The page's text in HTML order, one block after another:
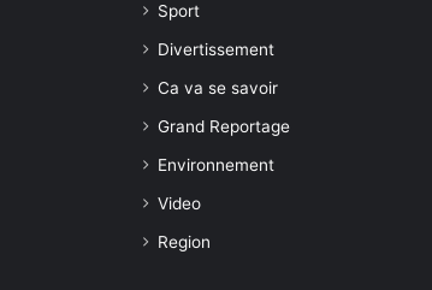
Sport
Divertissement
Ca va se savoir
Grand Reportage
Environnement
Video
Region